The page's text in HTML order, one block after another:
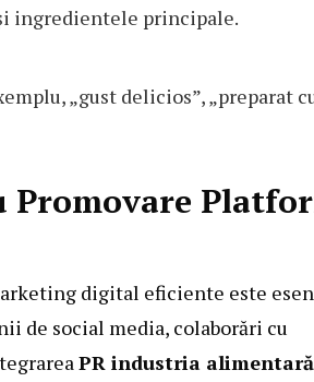
ingredientele principale.
„gust delicios”, „preparat
digital eficiente este
de social media, colaborări cu
PR industria alimentară